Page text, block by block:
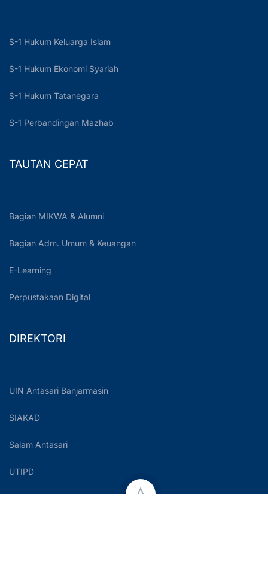
S-1 Hukum Keluarga Islam
S-1 Hukum Ekonomi Syariah
S-1 Hukum Tatanegara
S-1 Perbandingan Mazhab
TAUTAN CEPAT
Bagian MIKWA & Alumni
Bagian Adm. Umum & Keuangan
E-Learning
Perpustakaan Digital
DIREKTORI
UIN Antasari Banjarmasin
SIAKAD
Salam Antasari
UTIPD